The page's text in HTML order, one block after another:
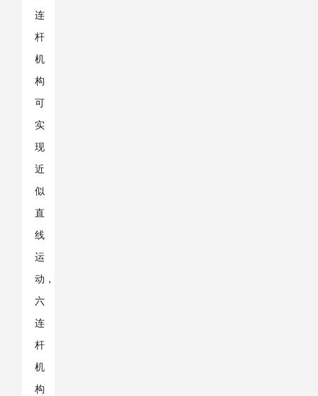
连
杆
机
构
可
实
现
近
似
直
线
运
动，
六
连
杆
机
构